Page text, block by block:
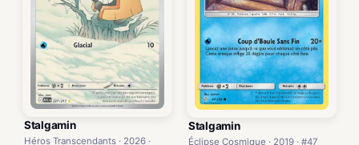
Stalgamin
Héros Transcendants · 2026 ·
Stalgamin
Éclipse Cosmique · 2019 · #47